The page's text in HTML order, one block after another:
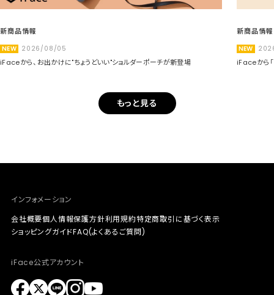
新商品情報
NEW 2026/08/05
iFaceから、お出かけに"ちょうどいい"ショルダーポーチが新登場
新商品情報
NEW
iFaceから
もっと見る
インフォメーション
会社概要個人情報保護方針利用規約特定商取引に基づく表示
ショッピングガイドFAQ(よくあるご質問)
iFace公式アカウント